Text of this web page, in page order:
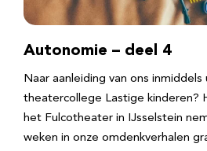
Autonomie – deel 4
Naar aanleiding van ons
theatercollege Lastige kinderen?
het Fulcotheater in IJsselstein
weken in onze omdenkverhalen